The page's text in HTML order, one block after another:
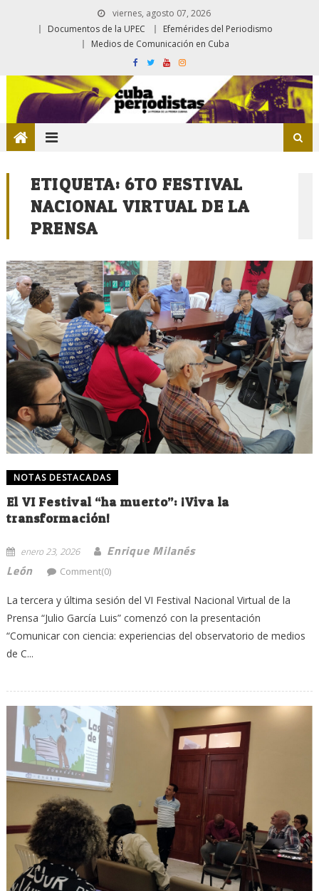
viernes, agosto 07, 2026
Documentos de la UPEC
Efemérides del Periodismo
Medios de Comunicación en Cuba
ETIQUETA: 6TO FESTIVAL
NACIONAL VIRTUAL DE LA
PRENSA
NOTAS DESTACADAS
El VI Festival “ha muerto”: ¡Viva la
transformación!
enero 23, 2026
Enrique Milanés
León
Comment(0)
La tercera y última sesión del VI Festival Nacional Virtual de la
Prensa “Julio García Luis” comenzó con la presentación
“Comunicar con ciencia: experiencias del observatorio de medios
de C...